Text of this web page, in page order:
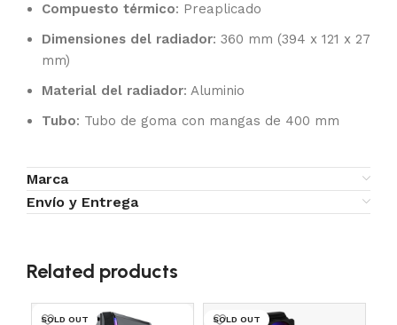
Compuesto térmico: Preaplicado
Dimensiones del radiador: 360 mm (394 x 121 x 27
mm)
Material del radiador: Aluminio
Tubo: Tubo de goma con mangas de 400 mm
Marca
Envío y Entrega
Related products
SOLD OUT SOLD OUT